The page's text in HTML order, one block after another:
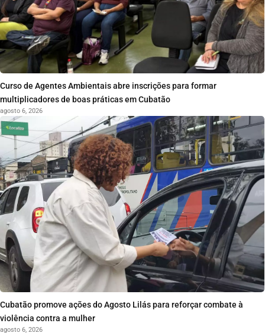
Curso de Agentes Ambientais abre inscrições para formar
multiplicadores de boas práticas em Cubatão
agosto 6, 2026
Cubatão promove ações do Agosto Lilás para reforçar combate à
violência contra a mulher
agosto 6, 2026